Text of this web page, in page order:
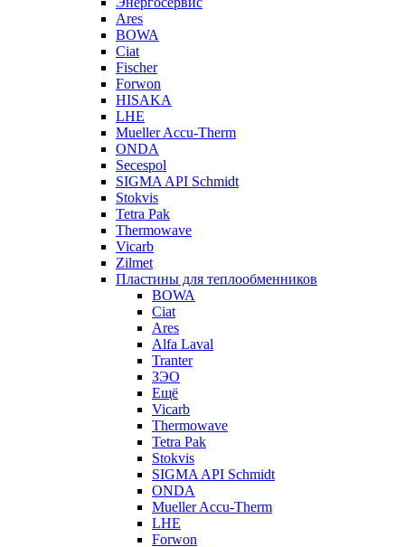
Ares
BOWA
Ciat
Fischer
Forwon
HISAKA
LHE
Mueller Accu-Therm
ONDA
Secespol
SIGMA API Schmidt
Stokvis
Tetra Pak
Thermowave
Vicarb
Zilmet
Пластины для теплообменников
BOWA
Ciat
Ares
Alfa Laval
Tranter
ЗЭО
Ещё
Vicarb
Thermowave
Tetra Pak
Stokvis
SIGMA API Schmidt
ONDA
Mueller Accu-Therm
LHE
Forwon